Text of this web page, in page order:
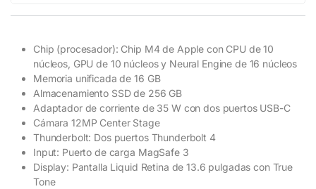
Chip (procesador): Chip M4 de Apple con CPU de 10
núcleos, GPU de 10 núcleos y Neural Engine de 16 núcleos
Memoria unificada de 16 GB
Almacenamiento SSD de 256 GB
Adaptador de corriente de 35 W con dos puertos USB-C
Cámara 12MP Center Stage
Thunderbolt: Dos puertos Thunderbolt 4
Input: Puerto de carga MagSafe 3
Display: Pantalla Liquid Retina de 13.6 pulgadas con True
Tone